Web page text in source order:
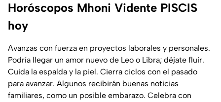
Horóscopos Mhoni Vidente PISCIS
hoy
Avanzas con fuerza en proyectos laborales y personales.
Podría llegar un amor nuevo de Leo o Libra; déjate fluir.
Cuida la espalda y la piel. Cierra ciclos con el pasado
para avanzar. Algunos recibirán buenas noticias
familiares, como un posible embarazo. Celebra con